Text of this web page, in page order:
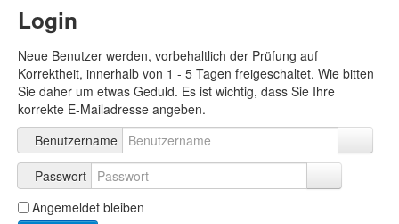
Login
Neue Benutzer werden, vorbehaltlich der Prüfung auf
Korrektheit, innerhalb von 1 - 5 Tagen freigeschaltet. Wie bitten
Sie daher um etwas Geduld. Es ist wichtig, dass Sie Ihre
korrekte E-Mailadresse angeben.
Benutzername
Passwort
Angemeldet bleiben